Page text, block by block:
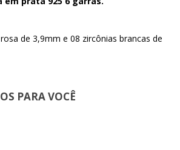
de 3,9mm e 08 zircônias brancas de
PARA VOCÊ